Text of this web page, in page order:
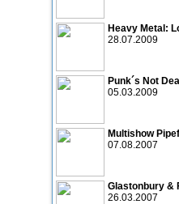
Heavy Metal:
28.07.2009
Punk´s Not
05.03.2009
Multishow
07.08.2007
Glastonbury &
26.03.2007